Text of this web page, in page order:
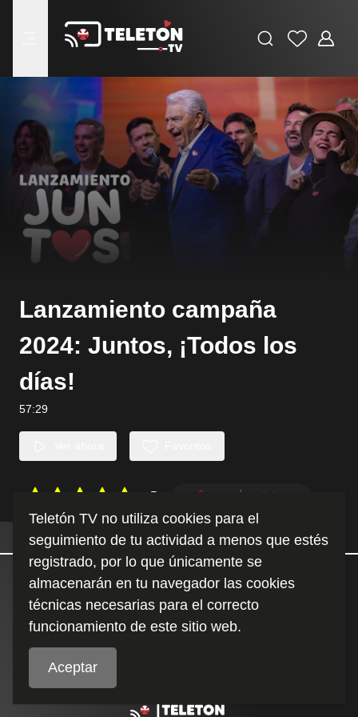
BuscarFavoritos
Lanzamiento campaña
2024: Juntos, ¡Todos los
días!
57:29
5
Detalles Similares
Duración:
57:29
Teletón TV no utiliza cookies para el
seguimiento de tu actividad a menos que estés
registrado, por lo que únicamente se
almacenarán en tu navegador las cookies
técnicas necesarias para el correcto
funcionamiento de este sitio web.
Aceptar